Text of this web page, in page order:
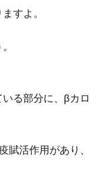
んか？しかし、そもそ
て食べてる？味噌
山菜が出回り始める
すよ。
る部分に、βカロ
賦活作用があり、